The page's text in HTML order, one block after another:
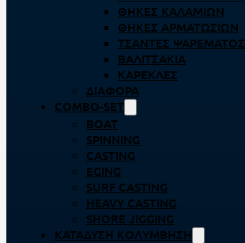
ΘΉΚΕΣ ΚΑΛΑΜΙΏΝ
ΘΉΚΕΣ ΑΡΜΑΤΩΣΙΏΝ
ΤΣΆΝΤΕΣ ΨΑΡΈΜΑΤΟΣ
ΒΑΛΙΤΣΆΚΙΑ
ΚΑΡΈΚΛΕΣ
ΔΙΆΦΟΡΑ
COMBO-SET
BOAT
SPINNING
CASTING
EGING
SURF CASTING
HEAVY CASTING
SHORE JIGGING
ΚΑΤΆΔΥΣΗ ΚΟΛΎΜΒΗΣΗ